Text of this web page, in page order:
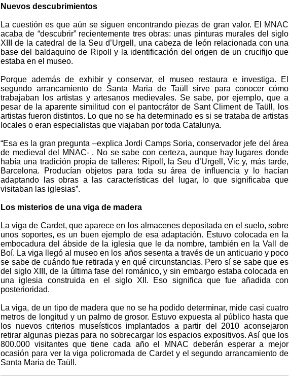
Nuevos descubrimientos
La cuestión es que aún se siguen encontrando piezas de gran valor. El MNAC
acaba de “descubrir” recientemente tres obras: unas pinturas murales del siglo
XIII de la catedral de la Seu d’Urgell, una cabeza de león relacionada con una
base del baldaquino de Ripoll y la identificación del origen de un crucifijo que
estaba en el museo.
Porque además de exhibir y conservar, el museo restaura e investiga. El
segundo arrancamiento de Santa Maria de Taüll sirve para conocer cómo
trabajaban los artistas y artesanos medievales. Se sabe, por ejemplo, que a
pesar de la aparente similitud con el pantocrátor de Sant Climent de Taüll, los
artistas fueron distintos. Lo que no se ha determinado es si se trataba de artistas
locales o eran especialistas que viajaban por toda Catalunya.
“Esa es la gran pregunta –explica Jordi Camps Soria, conservador jefe del área
de medieval del MNAC- . No se sabe con certeza, aunque hay lugares donde
había una tradición propia de talleres: Ripoll, la Seu d’Urgell, Vic y, más tarde,
Barcelona. Producían objetos para toda su área de influencia y lo hacían
adaptando las obras a las características del lugar, lo que significaba que
visitaban las iglesias”.
Los misterios de una viga de madera
La viga de Cardet, que aparece en los almacenes depositada en el suelo, sobre
unos soportes, es un buen ejemplo de esa adaptación. Estuvo colocada en la
embocadura del ábside de la iglesia que le da nombre, también en la Vall de
Boí. La viga llegó al museo en los años sesenta a través de un anticuario y poco
se sabe de cuándo fue retirada y en qué circunstancias. Pero sí se sabe que es
del siglo XIII, de la última fase del románico, y sin embargo estaba colocada en
una iglesia construida en el siglo XII. Eso significa que fue añadida con
posterioridad.
La viga, de un tipo de madera que no se ha podido determinar, mide casi cuatro
metros de longitud y un palmo de grosor. Estuvo expuesta al público hasta que
los nuevos criterios museísticos implantados a partir del 2010 aconsejaron
retirar algunas piezas para no sobrecargar los espacios expositivos. Así que los
800.000 visitantes que tiene cada año el MNAC deberán esperar a mejor
ocasión para ver la viga policromada de Cardet y el segundo arrancamiento de
Santa Maria de Taüll.